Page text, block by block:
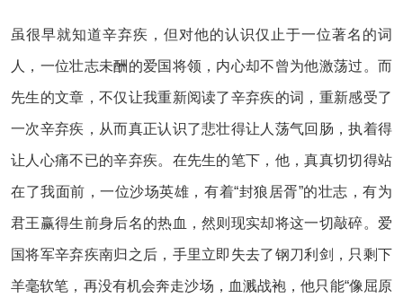
虽很早就知道辛弃疾，但对他的认识仅止于一位著名的词
人，一位壮志未酬的爱国将领，内心却不曾为他激荡过。而
先生的文章，不仅让我重新阅读了辛弃疾的词，重新感受了
一次辛弃疾，从而真正认识了悲壮得让人荡气回肠，执着得
让人心痛不已的辛弃疾。在先生的笔下，他，真真切切得站
在了我面前，一位沙场英雄，有着“封狼居胥”的壮志，有为
君王赢得生前身后名的热血，然则现实却将这一切敲碎。爱
国将军辛弃疾南归之后，手里立即失去了钢刀利剑，只剩下
羊毫软笔，再没有机会奔走沙场，血溅战袍，他只能“像屈原